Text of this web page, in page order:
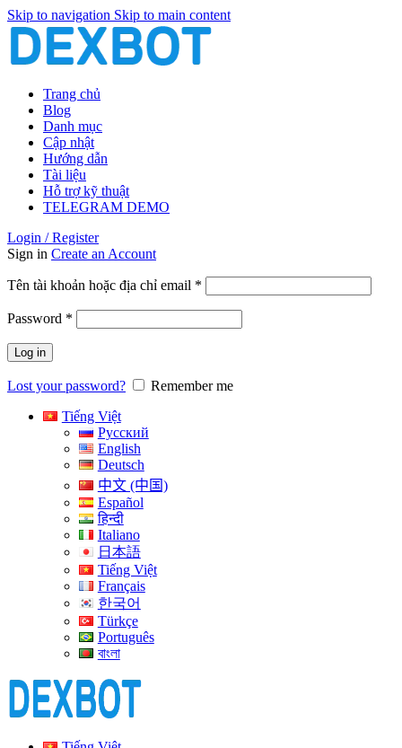
Skip to navigation Skip to main content
Trang chủ
Blog
Danh mục
Cập nhật
Hướng dẫn
Tài liệu
Hỗ trợ kỹ thuật
TELEGRAM DEMO
Login / Register
Sign in Create an Account
Tên tài khoản hoặc địa chỉ email *
buộc
Password *
buộc
Log in
Lost your password?
Remember me
Tiếng Việt
Русский
English
Deutsch
中文 (中国)
Español
हिन्दी
Italiano
日本語
Tiếng Việt
Français
한국어
Türkçe
Português
বাংলা